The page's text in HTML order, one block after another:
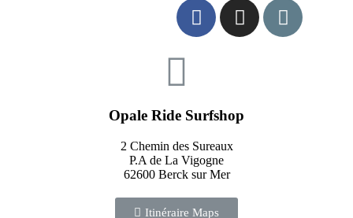
Opale Ride Surfshop
2 Chemin des Sureaux
P.A de La Vigogne
62600 Berck sur Mer
Itinéraire Maps